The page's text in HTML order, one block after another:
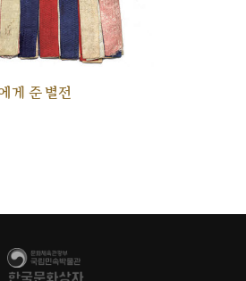
게 준 별전